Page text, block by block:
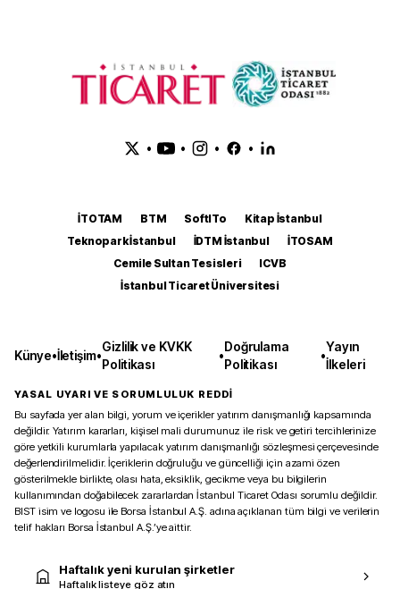
• • • •
İTOTAM BTM SoftITo
Kitap İstanbul
Teknopark İstanbul
İDTM İstanbul
İTOSAM
Cemile Sultan Tesisleri
ICVB
İstanbul Ticaret Üniversitesi
Künye•İletişim•
Gizlilik ve KVKK
Politikası
•
Doğrulama
Politikası
•
Yayın
İlkeleri
YASAL UYARI VE SORUMLULUK REDDİ
Bu sayfada yer alan bilgi, yorum ve içerikler yatırım danışmanlığı kapsamında
değildir. Yatırım kararları, kişisel mali durumunuz ile risk ve getiri tercihlerinize
göre yetkili kurumlarla yapılacak yatırım danışmanlığı sözleşmesi çerçevesinde
değerlendirilmelidir. İçeriklerin doğruluğu ve güncelliği için azami özen
gösterilmekle birlikte, olası hata, eksiklik, gecikme veya bu bilgilerin
kullanımından doğabilecek zararlardan İstanbul Ticaret Odası sorumlu değildir.
BIST isim ve logosu ile Borsa İstanbul A.Ş. adına açıklanan tüm bilgi ve verilerin
telif hakları Borsa İstanbul A.Ş.’ye aittir.
Haftalık yeni kurulan şirketler
Haftalık listeye göz atın